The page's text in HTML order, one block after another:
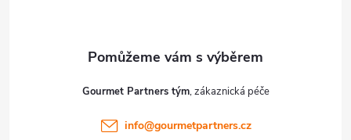
Gourmet Partners tým
info@gourmetpartners.cz